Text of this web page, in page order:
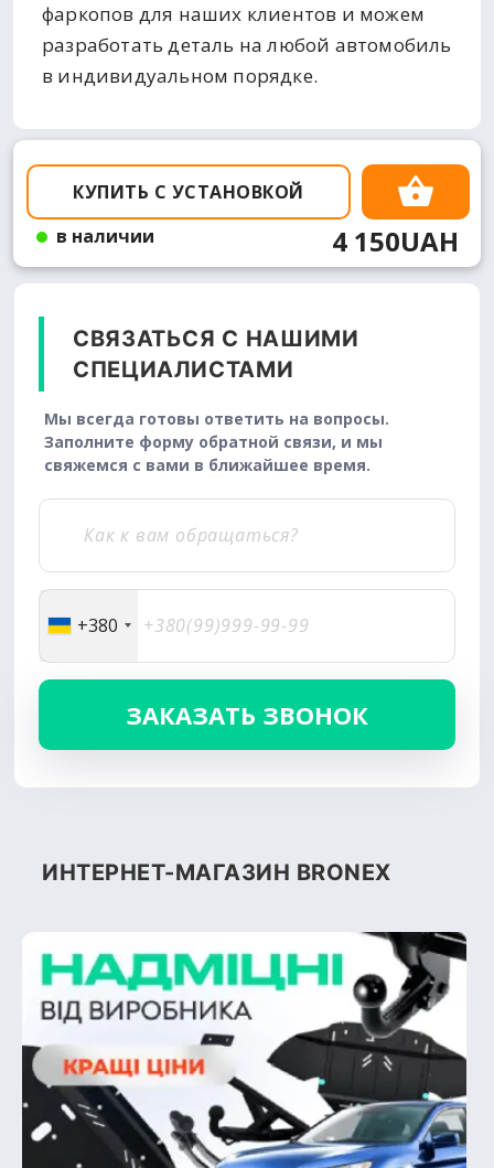
фаркопов для наших клиентов и можем
разработать деталь на любой автомобиль
в индивидуальном порядке.
КУПИТЬ С УСТАНОВКОЙ
в наличии
4 150UAH
СВЯЗАТЬСЯ С НАШИМИ
СПЕЦИАЛИСТАМИ
Мы всегда готовы ответить на вопросы.
Заполните форму обратной связи, и мы
свяжемся с вами в ближайшее время.
+380
ИНТЕРНЕТ-МАГАЗИН BRONEX